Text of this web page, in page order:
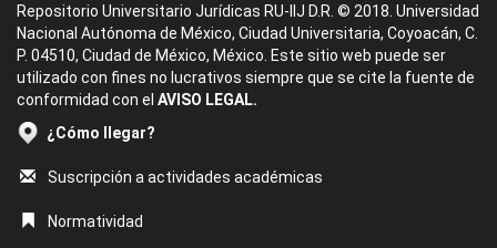
Repositorio Universitario Jurídicas RU-IIJ D.R. © 2018. Universidad
Nacional Autónoma de México, Ciudad Universitaria, Coyoacán, C.
P. 04510, Ciudad de México, México. Este sitio web puede ser
utilizado con fines no lucrativos siempre que se cite la fuente de
conformidad con el AVISO LEGAL.
¿Cómo llegar?
Suscripción a actividades académicas
Normatividad